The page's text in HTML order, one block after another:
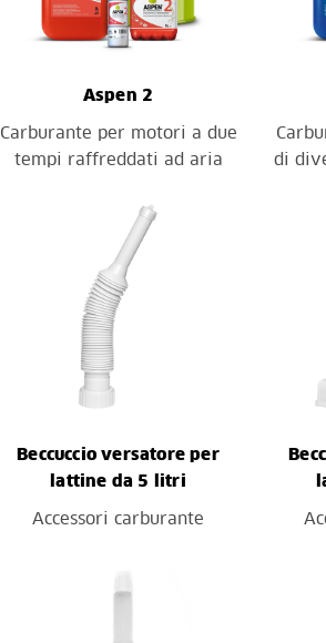
Aspen 2
Carburante per motori a due
tempi raffreddati ad aria
di
Beccuccio versatore per
lattine da 5 litri
Accessori carburante